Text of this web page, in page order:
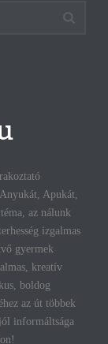
Apukát,
az nálunk
izgalmas
gyermek
kreatív
boldog
az út többek
informáltsága